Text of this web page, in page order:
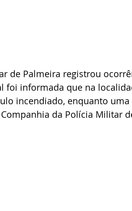
de Palmeira registrou
foi informada que na
incendiado, enquanto
Companhia da Polícia Militar